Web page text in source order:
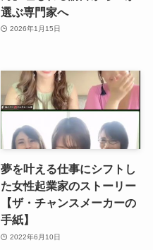
選ぶ専門家へ
2026年1月15日
夢を叶える仕事にシフトし
た女性起業家のストーリー
【ザ・チャンスメーカーの
手紙】
2022年6月10日